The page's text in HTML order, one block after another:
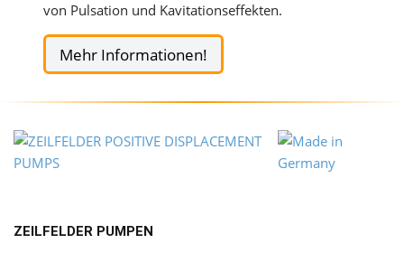
von Pulsation und Kavitationseffekten.
Mehr Informationen!
ZEILFELDER PUMPEN